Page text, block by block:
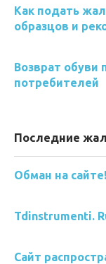
Как подать
образцов и
Возврат обуви
потребителей
Последние
Обман на сайте!
Tdinstrumenti.
Сайт